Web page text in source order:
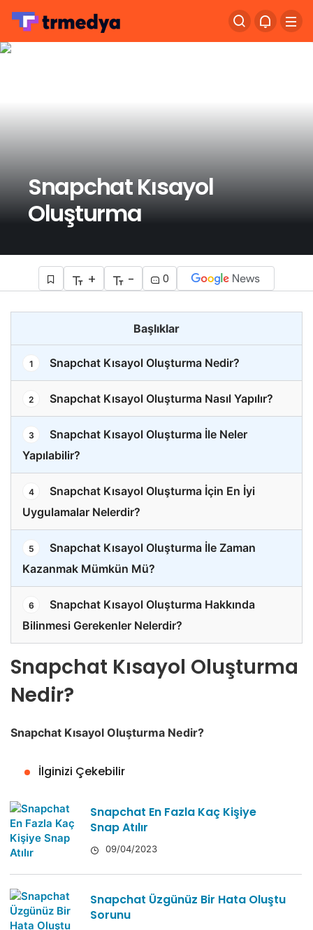
Snapchat Kısayol
Oluşturma
+ - 0
Başlıklar
1 Snapchat Kısayol Oluşturma Nedir?
2 Snapchat Kısayol Oluşturma Nasıl Yapılır?
3
Snapchat Kısayol Oluşturma İle Neler
Yapılabilir?
4
Snapchat Kısayol Oluşturma İçin En İyi
Uygulamalar Nelerdir?
5
Snapchat Kısayol Oluşturma İle Zaman
Kazanmak Mümkün Mü?
6
Snapchat Kısayol Oluşturma Hakkında
Bilinmesi Gerekenler Nelerdir?
Snapchat Kısayol Oluşturma
Nedir?
Snapchat Kısayol Oluşturma Nedir?
İlginizi Çekebilir
Snapchat En Fazla Kaç Kişiye
Snap Atılır
09/04/2023
Snapchat Üzgünüz Bir Hata Oluştu
Sorunu